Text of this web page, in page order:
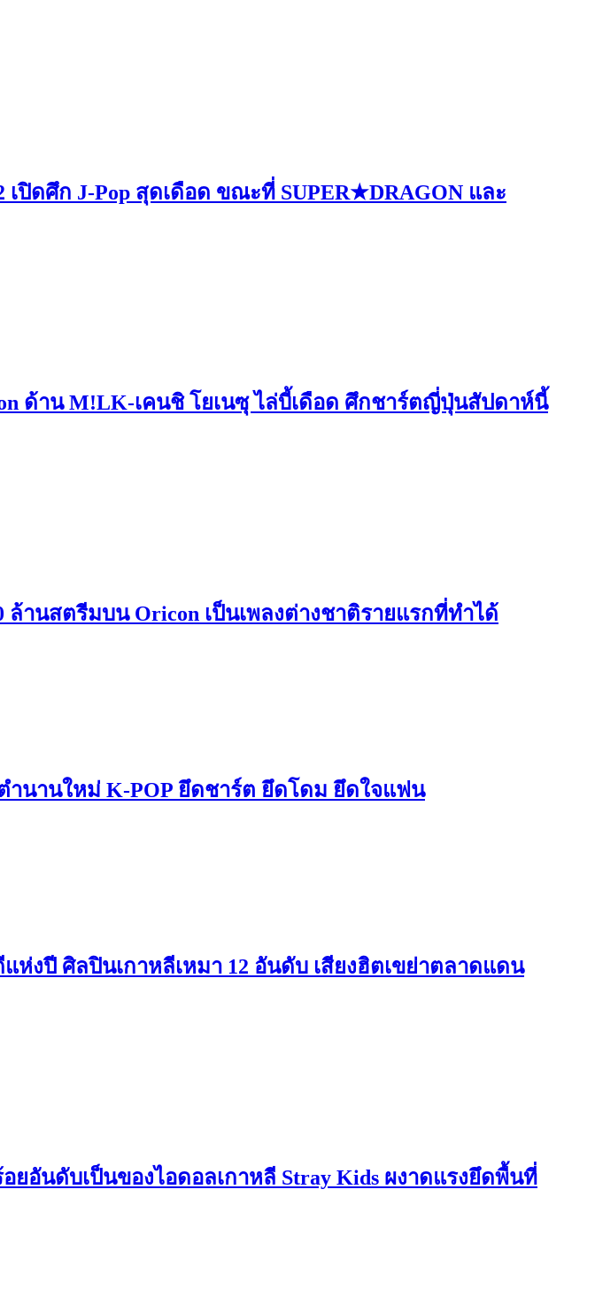
ปิดศึก J-Pop สุดเดือด ขณะที่ SUPER★DRAGON และ
ด้าน M!LK-เคนชิ โยเนซุ ไล่บี้เดือด ศึกชาร์ตญี่ปุ่นสัปดาห์นี้
านสตรีมบน Oricon เป็นเพลงต่างชาติรายแรกที่ทำได้
นานใหม่ K-POP ยึดชาร์ต ยึดโดม ยึดใจแฟน
ห่งปี ศิลปินเกาหลีเหมา 12 อันดับ เสียงฮิตเขย่าตลาดแดน
อันดับเป็นของไอดอลเกาหลี Stray Kids ผงาดแรงยึดพื้นที่